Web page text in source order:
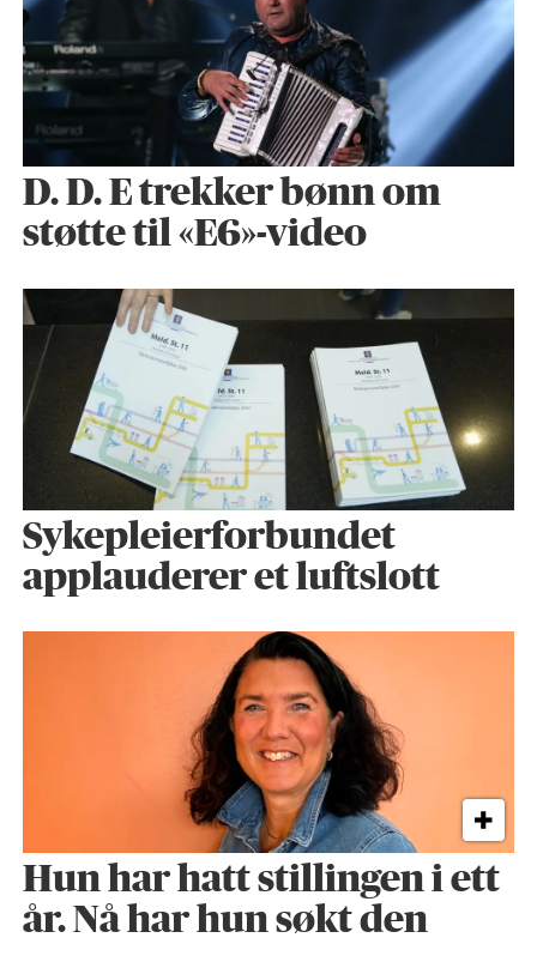
D. D. E trekker bønn om
støtte til «E6»-video
Sykepleier­forbundet
applauderer et luftslott
Hun har hatt stillingen i ett
år. Nå har hun søkt den